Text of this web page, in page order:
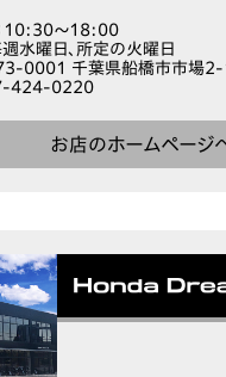
10:30～18:00
週水曜日、所定の火曜日
0001 千葉県船橋市市場
424-0220
お店のホームページ